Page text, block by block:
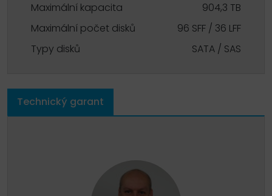
Maximální kapacita
904,3 TB
Maximální počet disků
96 SFF / 36 LFF
Typy disků
SATA / SAS
Technický garant